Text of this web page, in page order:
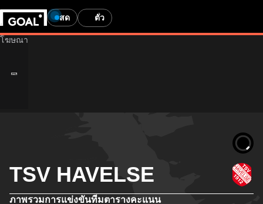
สด ตั๋ว
TSV HAVELSE
ภาพรวมการแข่งขันทีมตารางคะแนน